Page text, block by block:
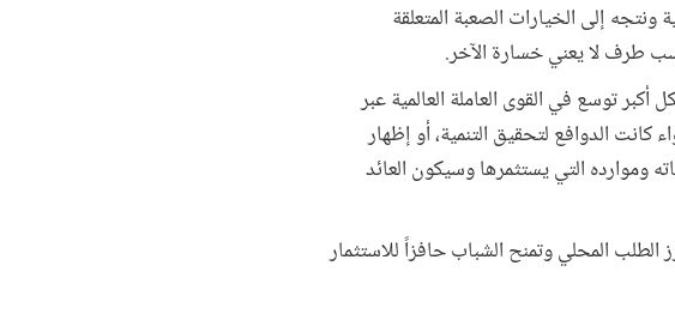
ونتجه إلى الخيارات الصعبة المتعلقة
طرف لا يعني خسارة الآخر.
هذا لا يشكل أكبر توسع في القوى العاملة العالمية عبر
كانت الدوافع لتحقيق التنمية، أو إظهار
وموارده التي يستثمرها وسيكون العائد
الطلب المحلي وتمنح الشباب حافزاً للاستثمار